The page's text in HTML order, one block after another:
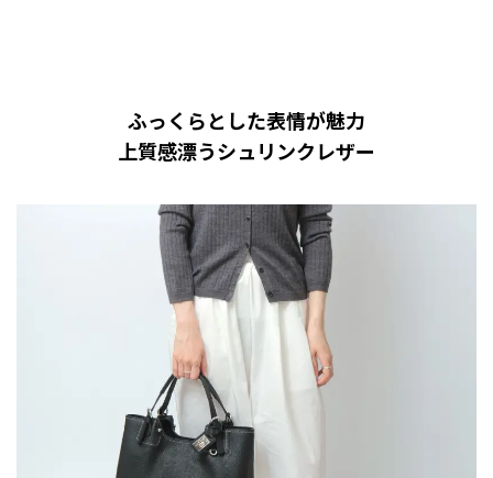
ふっくらとした表情が魅力
上質感漂うシュリンクレザー